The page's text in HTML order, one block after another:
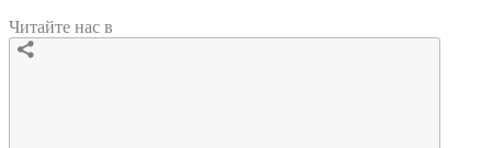
Читайте нас в